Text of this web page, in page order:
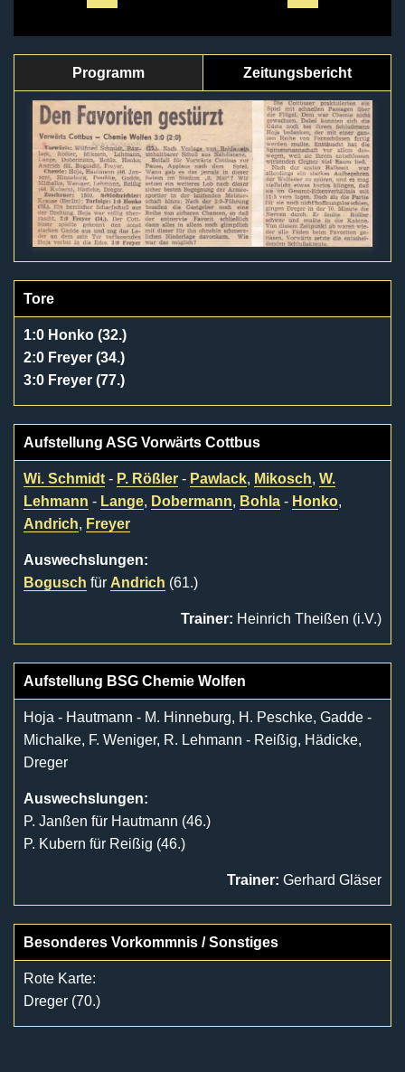
Programm Zeitungsbericht
Tore
1:0 Honko (32.)
2:0 Freyer (34.)
3:0 Freyer (77.)
Aufstellung ASG Vorwärts Cottbus
Wi. Schmidt - P. Rößler - Pawlack, Mikosch, W.
Lehmann - Lange, Dobermann, Bohla - Honko,
Andrich, Freyer
Auswechslungen:
Bogusch für Andrich (61.)
Trainer: Heinrich Theißen (i.V.)
Aufstellung BSG Chemie Wolfen
Hoja - Hautmann - M. Hinneburg, H. Peschke, Gadde -
Michalke, F. Weniger, R. Lehmann - Reißig, Hädicke,
Dreger
Auswechslungen:
P. Janßen für Hautmann (46.)
P. Kubern für Reißig (46.)
Trainer: Gerhard Gläser
Besonderes Vorkommnis / Sonstiges
Rote Karte:
Dreger (70.)